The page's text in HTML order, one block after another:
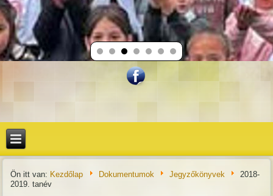
Ön itt van: Kezdőlap Dokumentumok Jegyzőkönyvek
2018-
2019. tanév